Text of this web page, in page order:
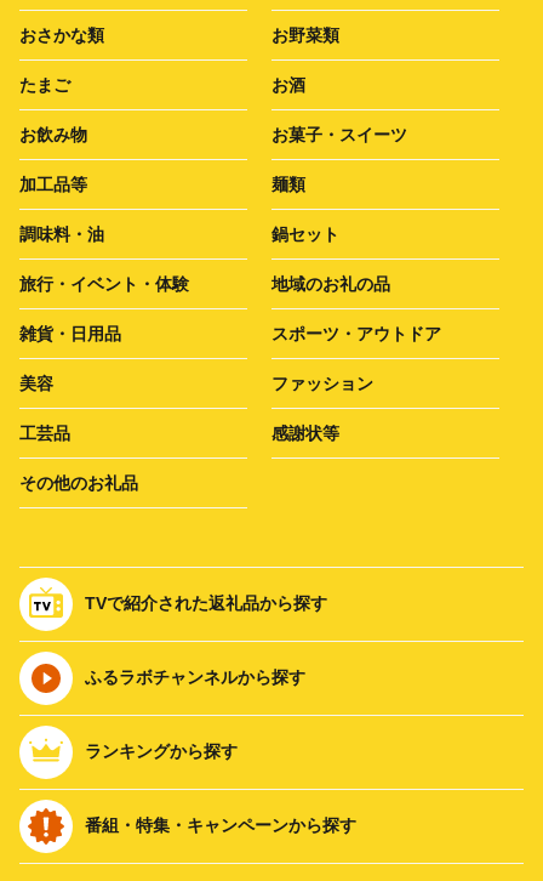
おさかな類 お野菜類
たまご お酒
お飲み物 お菓子・スイーツ
加工品等 麺類
調味料・油 鍋セット
旅行・イベント・体験 地域のお礼の品
雑貨・日用品 スポーツ・アウトドア
美容 ファッション
工芸品 感謝状等
その他のお礼品
TVで紹介された返礼品から探す
ふるラボチャンネルから探す
ランキングから探す
番組・特集・キャンペーンから探す